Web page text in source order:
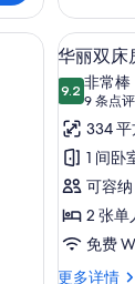
信
息
本电脑工作区、隔音
显
示
华
丽
双
床
房,
无
烟
7
华丽双床
9.29.2 分，满
非常棒
9 条点评
(9
条
点
评)
334 平
1 间卧
可容纳
2 张单
免费
更多详情
华